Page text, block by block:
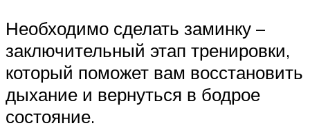
Необходимо сделать заминку –
заключительный этап тренировки,
который поможет вам восстановить
дыхание и вернуться в бодрое
состояние.